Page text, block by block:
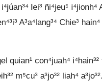
lei³ ñi⁴jeu⁵ i⁴jionh⁴
A³a⁴lang³⁴ Chie³
quian¹ con⁴juah⁴
m⁵cu³ a³jo³² liah⁴ a³jo³².